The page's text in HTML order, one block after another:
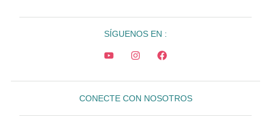
SÍGUENOS EN :
CONECTE CON NOSOTROS